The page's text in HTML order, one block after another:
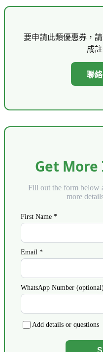
要申請此類優惠券，
成
聯
Get
Fill out the form
more
First Name *
Email *
WhatsApp Number (optional)
Add details or questions